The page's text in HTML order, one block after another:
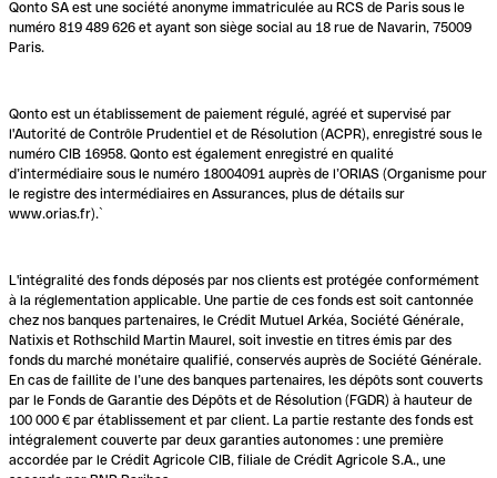
Qonto SA est une société anonyme immatriculée au RCS de Paris sous le
numéro 819 489 626 et ayant son siège social au 18 rue de Navarin, 75009
Paris.
Qonto est un établissement de paiement régulé, agréé et supervisé par
l'Autorité de Contrôle Prudentiel et de Résolution (ACPR), enregistré sous le
numéro CIB 16958. Qonto est également enregistré en qualité
d’intermédiaire sous le numéro 18004091 auprès de l’ORIAS (Organisme pour
le registre des intermédiaires en Assurances, plus de détails sur
www.orias.fr).`
L'intégralité des fonds déposés par nos clients est protégée conformément
à la réglementation applicable. Une partie de ces fonds est soit cantonnée
chez nos banques partenaires, le Crédit Mutuel Arkéa, Société Générale,
Natixis et Rothschild Martin Maurel, soit investie en titres émis par des
fonds du marché monétaire qualifié, conservés auprès de Société Générale.
En cas de faillite de l’une des banques partenaires, les dépôts sont couverts
par le Fonds de Garantie des Dépôts et de Résolution (FGDR) à hauteur de
100 000 € par établissement et par client. La partie restante des fonds est
intégralement couverte par deux garanties autonomes : une première
accordée par le Crédit Agricole CIB, filiale de Crédit Agricole S.A., une